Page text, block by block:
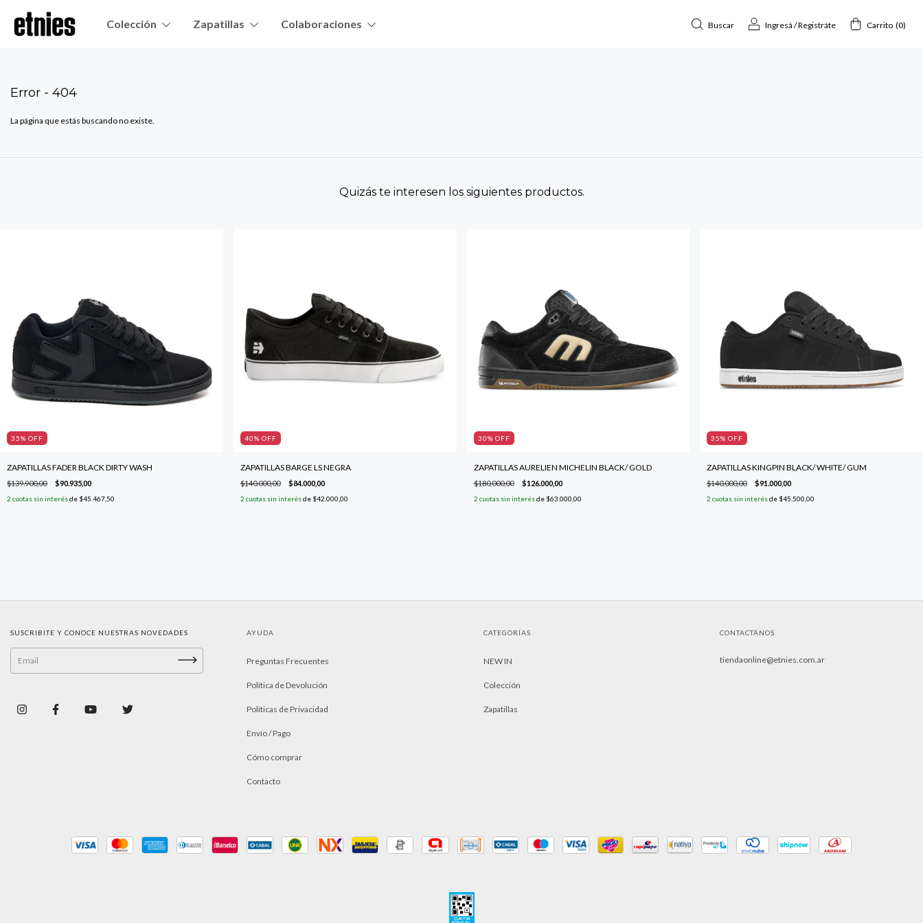
Colección Zapatillas Colaboraciones Buscar Ingresá /Registráte Carrito (0)
Error - 404
La página que estás buscando no existe.
Quizás te interesen los siguientes productos.
35% OFF
ZAPATILLAS FADER BLACK DIRTY WASH
$139.900,00 $90.935,00
2 cuotas sin interésde $45.467,50
40% OFF
ZAPATILLAS BARGE LS NEGRA
$140.000,00 $84.000,00
2 cuotas sin interésde $42.000,00
30% OFF
ZAPATILLAS AURELIEN MICHELIN BLACK/ GOLD
$180.000,00 $126.000,00
2 cuotas sin interésde $63.000,00
35% OFF
ZAPATILLAS KINGPIN BLACK/ WHITE/ GUM
$140.000,00 $91.000,00
2 cuotas sin interésde $45.500,00
SUSCRIBITE Y CONOCE NUESTRAS NOVEDADES AYUDA
Preguntas Frecuentes
Política de Devolución
Políticas de Privacidad
Envío / Pago
Cómo comprar
Contacto
CATEGORÍAS
NEW IN
Colección
Zapatillas
CONTACTÁNOS
tiendaonline@etnies.com.ar